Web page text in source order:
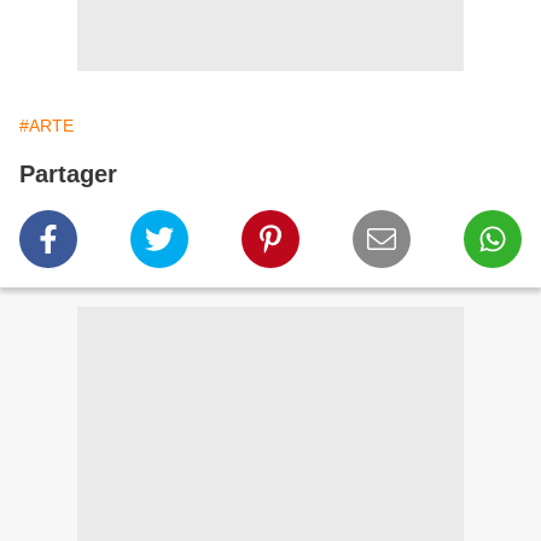
#ARTE
Partager